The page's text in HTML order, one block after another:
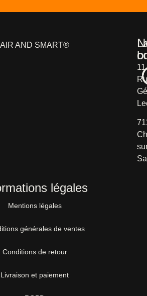
AIR AND SMART®
11
légales
Mentions légales
générales de ventes
Conditions de retour
Livraison et paiement